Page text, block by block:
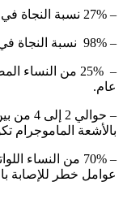
– 27% نسبة النجاة في المراحل المتقدمة من المرض.
– 98% نسبة النجاة في المراحل الأولى من المرض
عام.
بالأشعة الماموجرام
– 70% من
عوامل خطر للإصابة